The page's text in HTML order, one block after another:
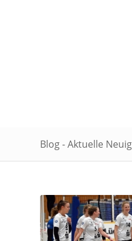
Blog - Aktuelle